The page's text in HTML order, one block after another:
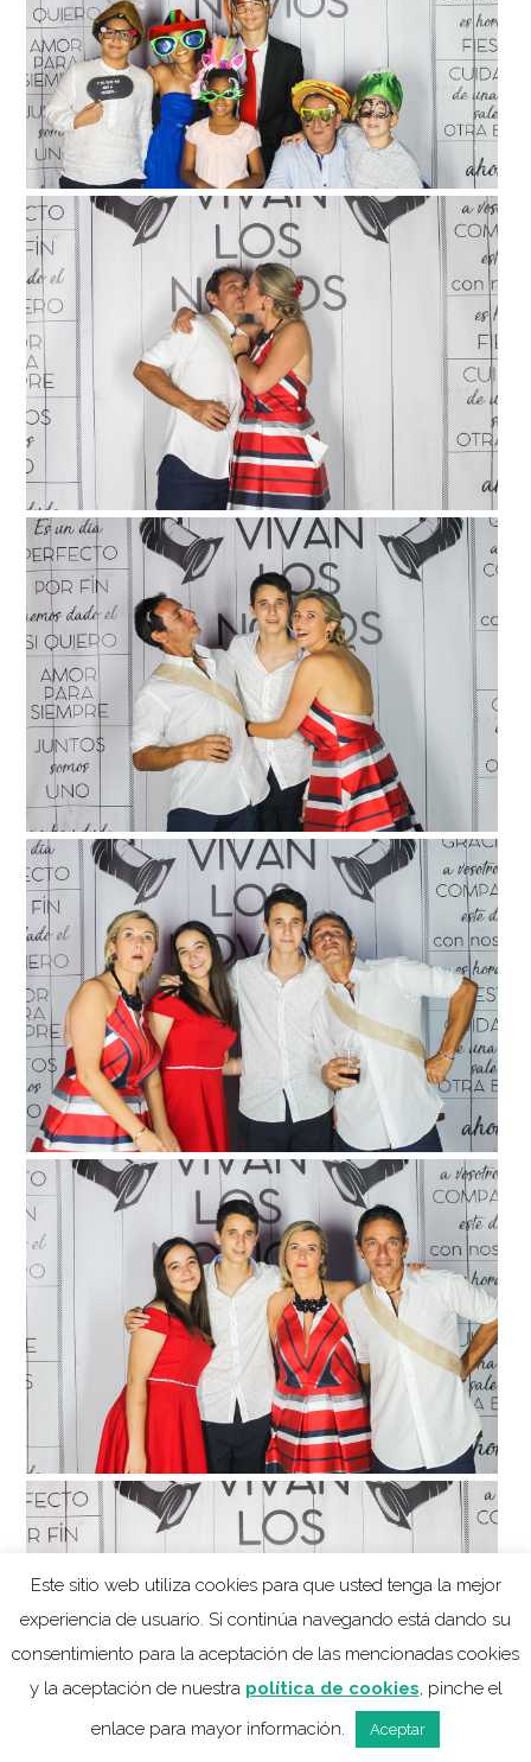
Este sitio web utiliza cookies para que usted tenga la mejor
experiencia de usuario. Si continúa navegando está dando su
consentimiento para la aceptación de las mencionadas cookies
y la aceptación de nuestra política de cookies, pinche el
enlace para mayor información.
Aceptar